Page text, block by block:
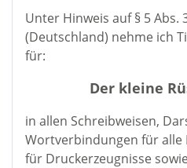
Unter Hinweis auf § 5 Abs.
(Deutschland) nehme ich
für:
Der kleine
in allen Schreibweisen,
Wortverbindungen für alle
für Druckerzeugnisse